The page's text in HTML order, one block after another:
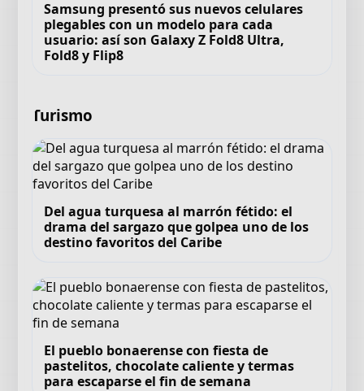
Samsung presentó sus nuevos celulares
plegables con un modelo para cada
usuario: así son Galaxy Z Fold8 Ultra,
Fold8 y Flip8
Turismo
Del agua turquesa al marrón fétido: el
drama del sargazo que golpea uno de los
destino favoritos del Caribe
El pueblo bonaerense con fiesta de
pastelitos, chocolate caliente y termas
para escaparse el fin de semana